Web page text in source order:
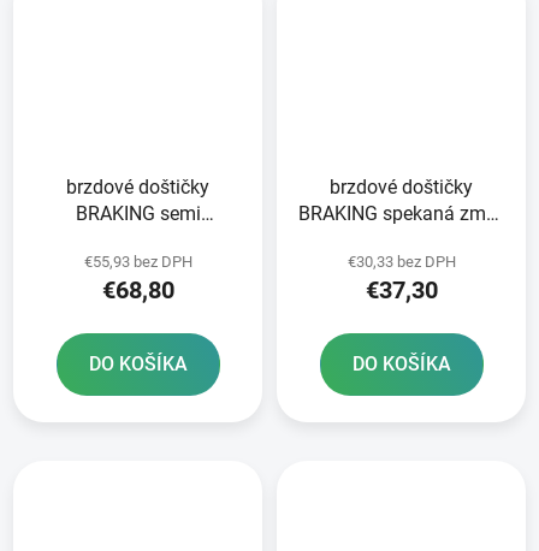
brzdové doštičky
BRAKING semi
ks v balení
€55,93 bez DPH
€68,80
DO KOŠÍKA
brzdové doštičky
BRAKING spekaná zmes
€30,33 bez DPH
€37,30
DO KOŠÍKA